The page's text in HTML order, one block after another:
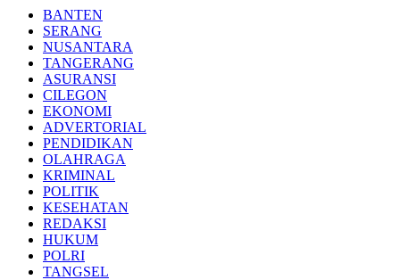
BANTEN
SERANG
NUSANTARA
TANGERANG
ASURANSI
CILEGON
EKONOMI
ADVERTORIAL
PENDIDIKAN
OLAHRAGA
KRIMINAL
POLITIK
KESEHATAN
REDAKSI
HUKUM
POLRI
TANGSEL